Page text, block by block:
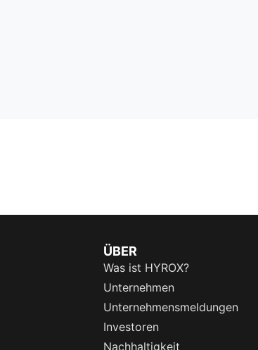
ÜBER
Was ist HYROX?
Unternehmen
Unternehmensmeldungen
Investoren
Nachhaltigkeit